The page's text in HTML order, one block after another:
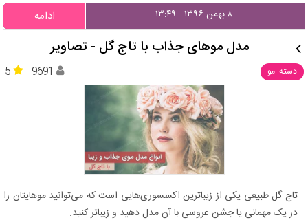
۸ بهمن ۱۳۹۶ - ۱۳:۴۹ ادامه
مدل موهای جذاب با تاج گل - تصاویر
دسته: مو 5 9691
تاج گل طبیعی یکی از زیباترین اکسسوری‌هایی است که می‌توانید موهایتان را
در یک مهمانی یا جشن عروسی با آن مدل دهید و زیباتر کنید.